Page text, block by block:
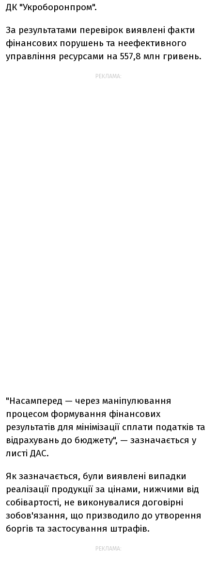
ДК "Укроборонпром".
За результатами перевірок виявлені факти
фінансових порушень та неефективного
управління ресурсами на 557,8 млн гривень.
РЕКЛАМА:
"Насамперед — через маніпулювання
процесом формування фінансових
результатів для мінімізації сплати податків та
відрахувань до бюджету", — зазначається у
листі ДАС.
Як зазначається, були виявлені випадки
реалізації продукції за цінами, нижчими від
собівартості, не виконувалися договірні
зобов'язання, що призводило до утворення
боргів та застосування штрафів.
РЕКЛАМА: